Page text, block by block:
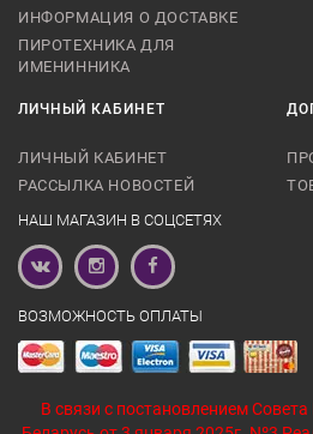
ИНФОРМАЦИЯ О ДОСТАВКЕ
ПИРОТЕХНИКА ДЛЯ
ИМЕНИННИКА
ЛИЧНЫЙ КАБИНЕТ
ЛИЧНЫЙ КАБИНЕТ
РАССЫЛКА НОВОСТЕЙ
НАШ МАГАЗИН В СОЦСЕТЯХ
ВОЗМОЖНОСТЬ ОПЛАТЫ
В связи с постановлением